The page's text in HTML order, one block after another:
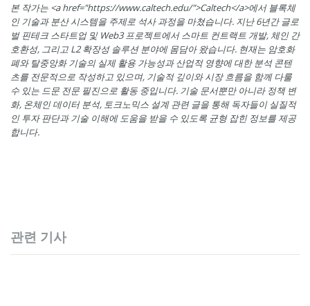
본 작가는 <a href="https://www.caltech.edu/">Caltech</a>에서 블록체
인 기술과 분산 시스템을 주제로 석사 과정을 마쳤습니다. 지난 6년간 글로
벌 핀테크 스타트업 및 Web3 프로젝트에서 스마트 컨트랙트 개발, 체인 간
호환성, 그리고 L2 확장성 솔루션 분야에 몸담아 왔습니다. 현재는 암호화
폐와 탈중앙화 기술의 실제 활용 가능성과 산업적 영향에 대한 분석 콘텐
츠를 전문적으로 작성하고 있으며, 기술적 깊이와 시장 흐름을 함께 다룰
수 있는 드문 전문 필진으로 활동 중입니다. 기술 문서뿐만 아니라 정책 변
화, 온체인 데이터 분석, 토크노믹스 설계 관련 글을 통해 독자들이 실질적
인 투자 판단과 기술 이해에 도움을 받을 수 있도록 균형 잡힌 정보를 제공
합니다.
관련 기사